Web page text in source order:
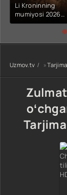
Li Kroninning
mumiyosi 2026
(uzbek tilida
kino) tarjima HD
Uzmov.tv »